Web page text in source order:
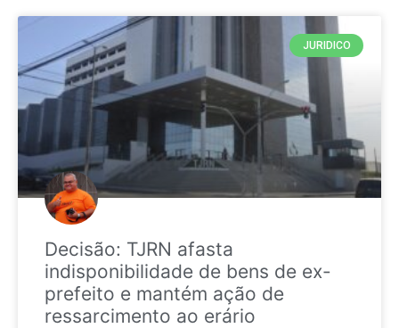
JURIDICO
Decisão: TJRN afasta
indisponibilidade de bens de ex-
prefeito e mantém ação de
ressarcimento ao erário